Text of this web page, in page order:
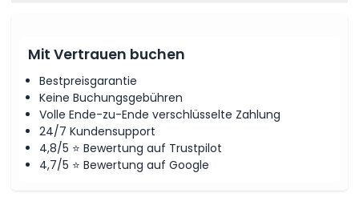
Mit Vertrauen buchen
Bestpreisgarantie
Keine Buchungsgebühren
Volle Ende-zu-Ende verschlüsselte Zahlung
24/7 Kundensupport
4,8/5 ⭐ Bewertung auf Trustpilot
4,7/5 ⭐ Bewertung auf Google